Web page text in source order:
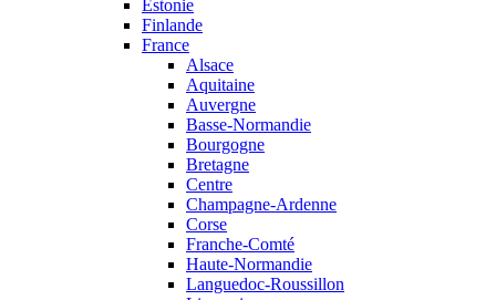
Estonie
Finlande
France
Alsace
Aquitaine
Auvergne
Basse-Normandie
Bourgogne
Bretagne
Centre
Champagne-Ardenne
Corse
Franche-Comté
Haute-Normandie
Languedoc-Roussillon